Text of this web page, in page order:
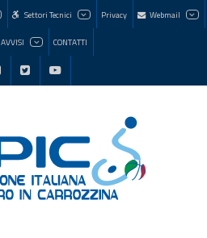
Settori Tecnici Privacy Webmail
AVVISI CONTATTI